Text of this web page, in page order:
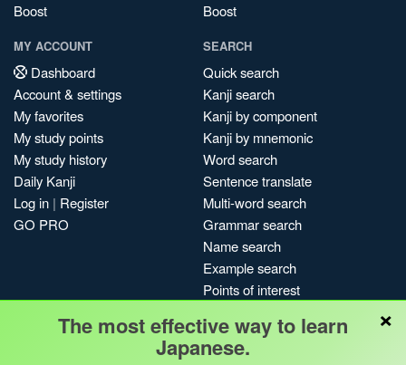
Boost
Boost
MY ACCOUNT
Dashboard
Account & settings
My favorites
My study points
My study history
Daily Kanji
Log in | Register
GO PRO
SEARCH
Quick search
Kanji search
Kanji by component
Kanji by mnemonic
Word search
Sentence translate
Multi-word search
Grammar search
Name search
Example search
Points of interest
My search history
Search index
×
The most effective way to learn
Japanese.